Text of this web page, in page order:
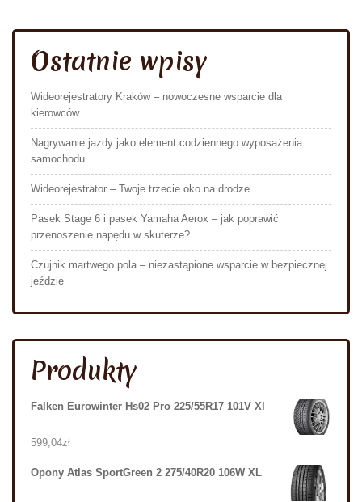
Ostatnie wpisy
Wideorejestratory Kraków – nowoczesne wsparcie dla
kierowców
Nagrywanie jazdy jako element codziennego wyposażenia
samochodu
Wideorejestrator – Twoje trzecie oko na drodze
Pasek Stage 6 i pasek Yamaha Aerox – jak poprawić
przenoszenie napędu w skuterze?
Czujnik martwego pola – niezastąpione wsparcie w bezpiecznej
jeździe
Produkty
Falken Eurowinter Hs02 Pro 225/55R17 101V Xl
599,04zł
Opony Atlas SportGreen 2 275/40R20 106W XL